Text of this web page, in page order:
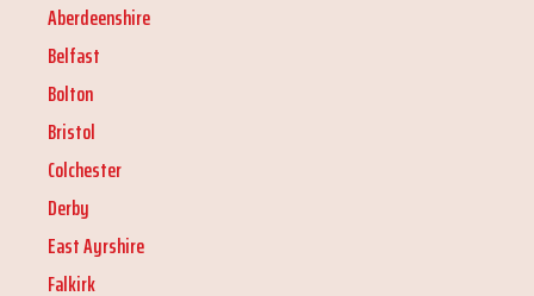
Aberdeenshire
Belfast
Bolton
Bristol
Colchester
Derby
East Ayrshire
Falkirk